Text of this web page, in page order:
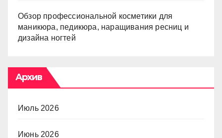
Обзор профессиональной косметики для
маникюра, педикюра, наращивания ресниц и
дизайна ногтей
Архив
Июль 2026
Июнь 2026